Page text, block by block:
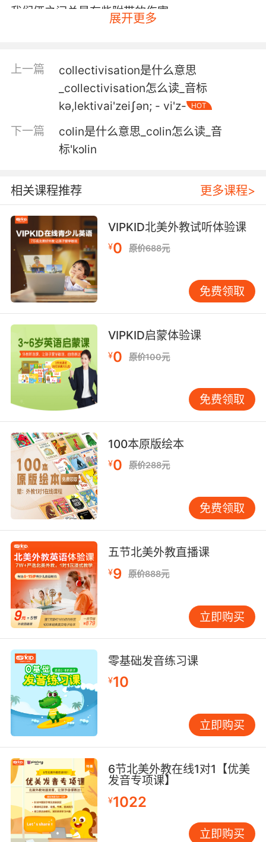
我们俩之间总是有些附带的伤害
也许只是因为她 你只是联带伤害
5. And she's not collateral damage, not for
anyone.
她才不是什么人的附带损失
但你和我 我们是牺牲品
7. So, we're handing you three over as
collateral.
所以 我们把你们三个交出去作抵押
8. Pop, you're not using my car for collateral.
老爹 你不能用我的车做抵押
9. Mike, this is some serious collateral
damage.
迈克 这可是殃及池鱼啊
10. There is a way to do this without any
collateral damage.
有个办法没有任何连带的风险
展开更多
上一篇
collectivisation是什么意思
_collectivisation怎么读_音标
kә,lektivai'zeiʃәn; - vi'z-
HOT
下一篇
colin是什么意思_colin怎么读_音
标'kɔlin
相关课程推荐 更多课程>
VIPKID北美外教试听体验课
¥0 原价688元
免费领取
VIPKID启蒙体验课
¥0 原价100元
免费领取
100本原版绘本
¥0 原价288元
免费领取
五节北美外教直播课
¥9 原价888元
立即购买
零基础发音练习课
¥10
立即购买
6节北美外教在线1对1【优美
发音专项课】
¥1022
立即购买